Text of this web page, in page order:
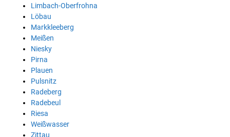
Limbach-Oberfrohna
Löbau
Markkleeberg
Meißen
Niesky
Pirna
Plauen
Pulsnitz
Radeberg
Radebeul
Riesa
Weißwasser
Zittau